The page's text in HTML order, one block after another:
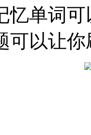
忆单词
可以让你